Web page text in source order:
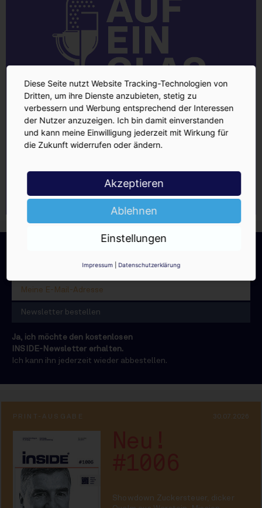
INSIDE-Newsletter
Jetzt anmelden!
Ja, ich möchte den kostenlosen
INSIDE-Newsletter erhalten.
Ich kann ihn jederzeit wieder abbestellen.
PRINT-AUSGABE 30.07.2026
Showdown Zuckersteuer, dicker
Diese Seite nutzt Website Tracking-Technologien von
Dritten, um ihre Dienste anzubieten, stetig zu
verbessern und Werbung entsprechend der Interessen
der Nutzer anzuzeigen. Ich bin damit einverstanden
und kann meine Einwilligung jederzeit mit Wirkung für
die Zukunft widerrufen oder ändern.
Akzeptieren
Ablehnen
Einstellungen
Impressum Datenschutzerklärung